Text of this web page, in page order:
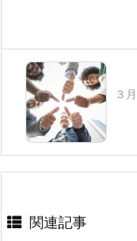
３
関連記事